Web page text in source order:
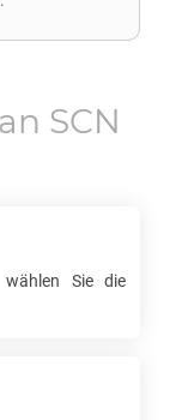
SCN
Sie die